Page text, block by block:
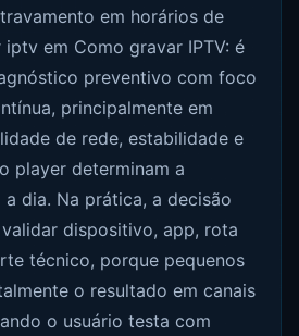
em horários de
em Como gravar IPTV: é
preventivo com foco
principalmente em
de rede, estabilidade e
player determinam a
dia. Na prática, a decisão
dispositivo, app, rota
técnico, porque pequenos
o resultado em canais
o usuário testa com